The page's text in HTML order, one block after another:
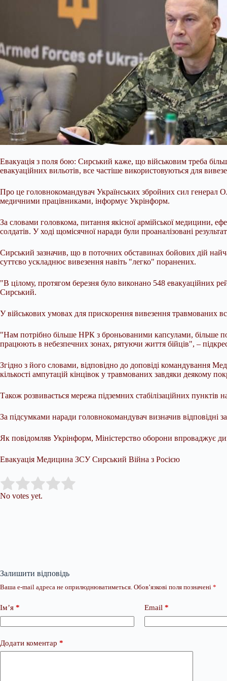
Евакуація з поля бою: Сирський каже, що військовим треба
евакуаційних вильотів, все частіше використовуються для
Про це головнокомандувач Українських збройних сил генерал
медичними працівниками, інформує Укрінформ.
За словами головкома, питання якісної армійської медицини,
солдатів. У ході щомісячної наради були проаналізовані
Сирський зазначив, що в поточних обставинах бойових дій
суттєво ускладнює вивезення навіть "легко" поранених.
"В цілому, протягом березня було виконано 548 евакуаційних
Сирський.
У військових умовах для прискорення вивезення травмованих
"Нам потрібно більше НРК з броньованими капсулами, більше
працюють в небезпечних зонах, рятуючи життя бійців", –
Згідно з його словами, відповідно до доповіді командування
кількості ампутацій кінцівок у травмованих завдяки деякому
Також розвивається мережа підземних стабілізаційних пунктів
За підсумками наради головнокомандувач визначив відповідні
Як повідомляв Укрінформ, Міністерство оборони впроваджує
Евакуація Медицина ЗСУ Сирський Війна з Росією
Rate this item:
No votes yet.
Залишити відповідь
Ваша e-mail адреса не оприлюднюватиметься. Обов’язкові поля позначені *
Ім’я * Email *
Додати коментар *